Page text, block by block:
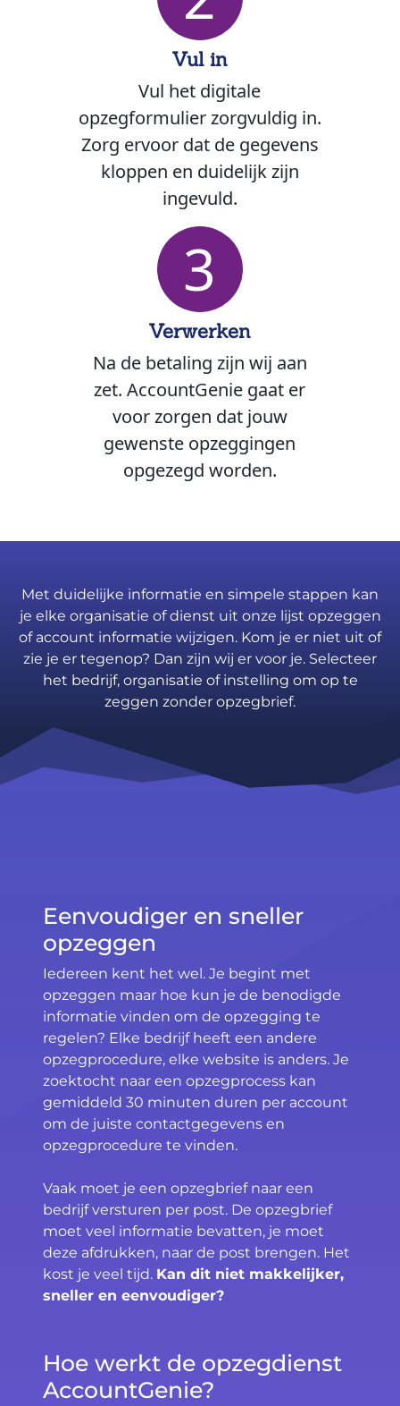
Vul in
Vul het digitale
opzegformulier zorgvuldig in.
Zorg ervoor dat de gegevens
kloppen en duidelijk zijn
ingevuld.
3
Verwerken
Na de betaling zijn wij aan
zet. AccountGenie gaat er
voor zorgen dat jouw
gewenste opzeggingen
opgezegd worden.
Met duidelijke informatie en simpele stappen kan
je elke organisatie of dienst uit onze lijst opzeggen
of account informatie wijzigen. Kom je er niet uit of
zie je er tegenop? Dan zijn wij er voor je. Selecteer
het bedrijf, organisatie of instelling om op te
zeggen zonder opzegbrief.
Eenvoudiger en sneller
opzeggen
Iedereen kent het wel. Je begint met
opzeggen maar hoe kun je de benodigde
informatie vinden om de opzegging te
regelen? Elke bedrijf heeft een andere
opzegprocedure, elke website is anders. Je
zoektocht naar een opzegprocess kan
gemiddeld 30 minuten duren per account
om de juiste contactgegevens en
opzegprocedure te vinden.
Vaak moet je een opzegbrief naar een
bedrijf versturen per post. De opzegbrief
moet veel informatie bevatten, je moet
deze afdrukken, naar de post brengen. Het
kost je veel tijd. Kan dit niet makkelijker,
sneller en eenvoudiger?
Hoe werkt de opzegdienst
AccountGenie?